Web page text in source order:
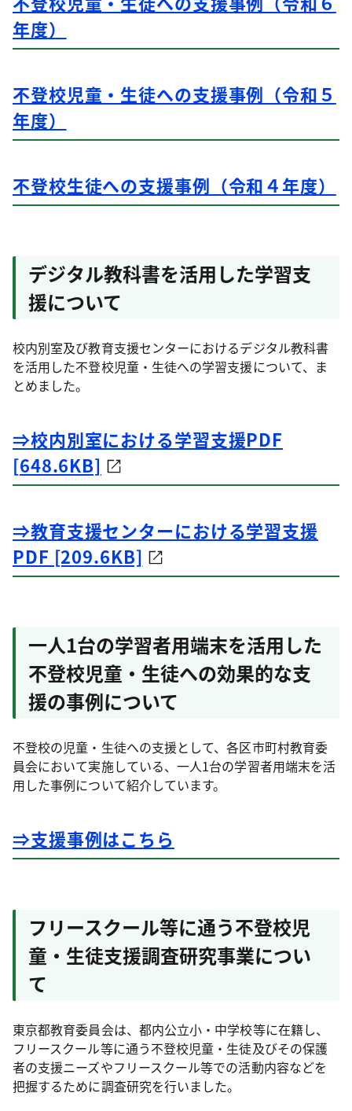
年度）
不登校児童・生徒への支援事例（令和５
年度）
不登校生徒への支援事例（令和４年度）
デジタル教科書を活用した学習支
援について
校内別室及び教育支援センターにおけるデジタル教科書
を活用した不登校児童・生徒への学習支援について、ま
とめました。
⇒校内別室における学習支援PDF
[648.6KB]
⇒教育支援センターにおける学習支援
PDF [209.6KB]
一人1台の学習者用端末を活用した
不登校児童・生徒への効果的な支
援の事例について
不登校の児童・生徒への支援として、各区市町村教育委
員会において実施している、一人1台の学習者用端末を活
用した事例について紹介しています。
⇒支援事例はこちら
フリースクール等に通う不登校児
童・生徒支援調査研究事業につい
て
東京都教育委員会は、都内公立小・中学校等に在籍し、
フリースクール等に通う不登校児童・生徒及びその保護
者の支援ニーズやフリースクール等での活動内容などを
把握するために調査研究を行いました。